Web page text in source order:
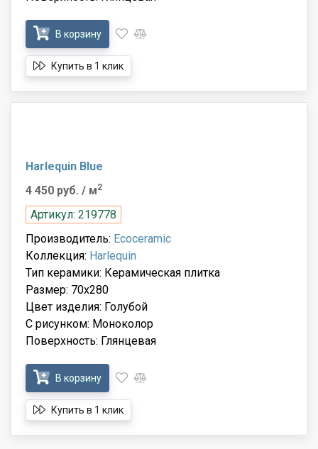
В корзину
Купить в 1 клик
Harlequin Blue
4 450 руб. / м2
Артикул: 219778
Производитель: Ecoceramic
Коллекция: Harlequin
Тип керамики: Керамическая плитка
Размер: 70x280
Цвет изделия: Голубой
С рисунком: Моноколор
Поверхность: Глянцевая
В корзину
Купить в 1 клик